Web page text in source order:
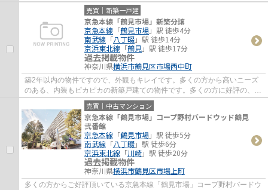
ションなら事前に知れます。不動産のご購入...
売買｜新築一戸建
京急本線「鶴見市場」新築分譲
京急本線 「鶴見市場」駅 徒歩4分
南武線 「八丁畷」駅 徒歩14分
京浜東北線 「鶴見」駅 徒歩17分
過去掲載物件
神奈川県横浜市鶴見区市場西中町
築2年以内の物件ですので、外観もキレイです。多くの方から高いニーズ
のある、内装もピカピカの新築戸建ての物件です。多くの方に好評の、駅
から徒歩4分に位置する物件です。不動産の...
売買｜中古マンション
京急本線「鶴見市場」コープ野村バードウッド鶴見
弐番館
京急本線 「鶴見市場」駅 徒歩5分
南武線 「八丁畷」駅 徒歩6分
京浜東北線 「川崎」駅 徒歩20分
過去掲載物件
神奈川県横浜市鶴見区市場上町
多くの方からご好評頂いている京急本線「鶴見市場」コープ野村バードウ